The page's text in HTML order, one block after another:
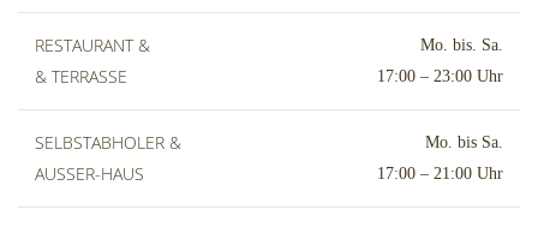
RESTAURANT &
& TERRASSE
Mo. bis. Sa.
17:00 – 23:00 Uhr
SELBSTABHOLER &
AUSSER-HAUS
Mo. bis Sa.
17:00 – 21:00 Uhr